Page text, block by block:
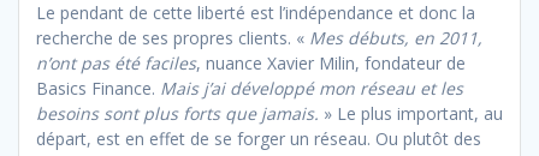
Le pendant de cette liberté est l’indépendance et donc la
recherche de ses propres clients. « Mes débuts, en 2011,
n’ont pas été faciles, nuance Xavier Milin, fondateur de
Basics Finance. Mais j’ai développé mon réseau et les
besoins sont plus forts que jamais. » Le plus important, au
départ, est en effet de se forger un réseau. Ou plutôt des